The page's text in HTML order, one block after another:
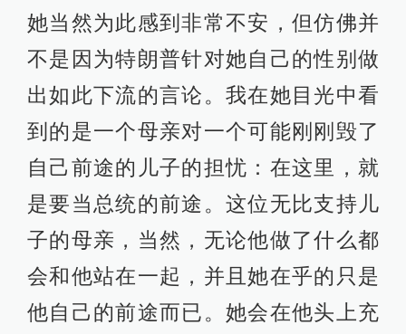
她当然为此感到非常不安，但仿佛并
不是因为特朗普针对她自己的性别做
出如此下流的言论。我在她目光中看
到的是一个母亲对一个可能刚刚毁了
自己前途的儿子的担忧：在这里，就
是要当总统的前途。这位无比支持儿
子的母亲，当然，无论他做了什么都
会和他站在一起，并且她在乎的只是
他自己的前途而已。她会在他头上充